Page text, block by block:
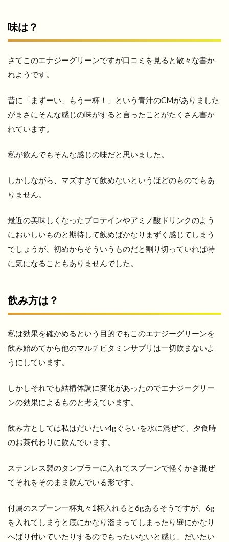
味は？
さてこのエナジーグリーンですが口コミを見ると散々な書か
れようです。
昔に「まずーい、もう一杯！」という青汁のCMがありました
がまさにそんな感じの味がすると言ったことがたくさん書か
れています。
私が飲んでもそんな感じの味だと思いました。
しかしながら、マズすぎて飲めないというほどのものでもあ
りません。
最近の美味しくなったプロテインやアミノ酸ドリンクのよう
においしいものと期待して飲めばかなりまずく感じてしまう
でしょうが、初めからそういうものだと割り切っていれば特
に気になることもありませんでした。
飲み方は？
私は効果を確かめるという目的でもこのエナジーグリーンを
飲み始めてから他のマルチビタミンサプリは一切飲まないよ
うにしています。
しかしそれでも結構体調に変化があったのでエナジーグリー
ンの効果によるものと考えています。
飲み方としては私はだいたい4gぐらいを水に混ぜて、夕食時
のお茶代わりに飲んでいます。
ステンレス製のタンブラーに入れてスプーンで軽くかき混ぜ
てそれをそのまま飲んでいる形です。
付属のスプーン一杯丸々1杯入れると6gあるそうですが、6g
を入れてしまうと底にかなり溜まってしまったり壁にかなり
へばり付いていたりするのでもったいないと感じ、だいたい